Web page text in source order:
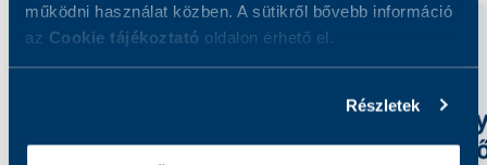
működni használat közben. A sütikről bővebb információ
az Cookie tájékoztató oldalon érhető el.
Részletek